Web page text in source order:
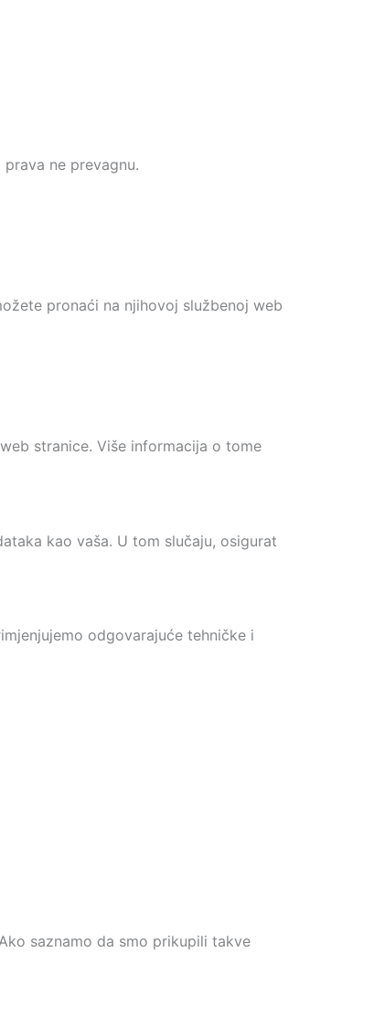
ne prevagnu.
pronaći na njihovoj službenoj web
stranice. Više informacija o tome
kao vaša. U tom slučaju, osigurat
odgovarajuće tehničke i
saznamo da smo prikupili takve